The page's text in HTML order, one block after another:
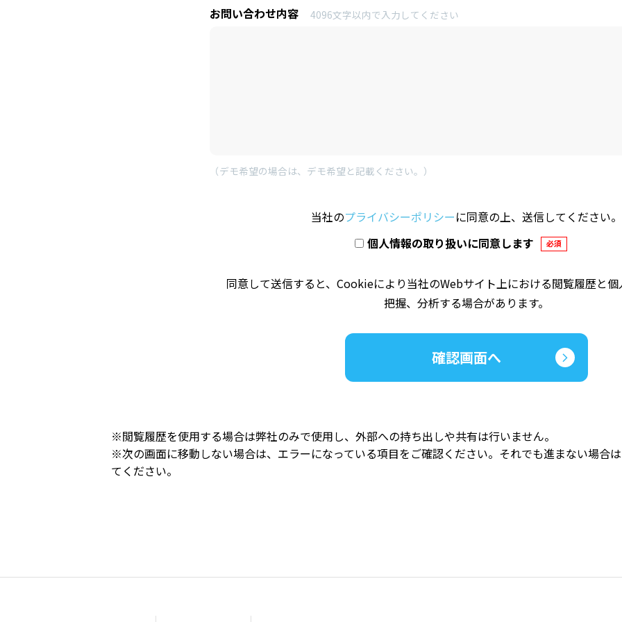
お問い合わせ内容 4096文字以内で入力してください
（デモ希望の場合は、デモ希望と記載ください。）
当社のプライバシーポリシーに同意の上、送信してください。
個人情報の取り扱いに同意します
必須
同意して送信すると、Cookieにより当社のWebサイト上における閲覧履歴と
把握、分析する場合があります。
※閲覧履歴を使用する場合は弊社のみで使用し、外部への持ち出しや共有は行いません。
※次の画面に移動しない場合は、エラーになっている項目をご確認ください。それでも進まない場合
てください。